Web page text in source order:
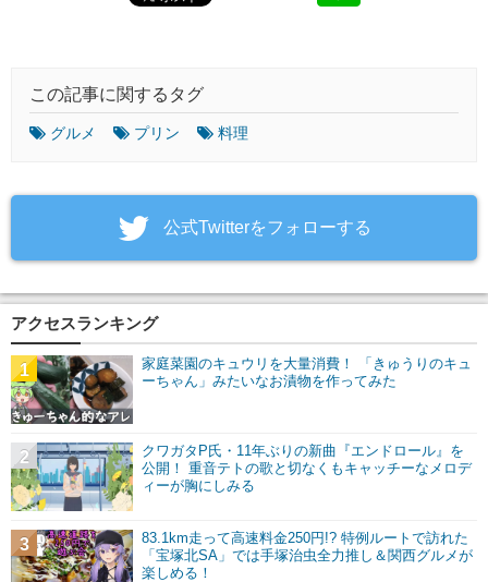
この記事に関するタグ
グルメ プリン 料理
‎公式Twitterをフォローする
アクセスランキング
家庭菜園のキュウリを大量消費！ 「きゅうりのキュ
ーちゃん」みたいなお漬物を作ってみた
1
クワガタP氏・11年ぶりの新曲『エンドロール』を
公開！ 重音テトの歌と切なくもキャッチーなメロデ
ィーが胸にしみる
2
83.1km走って高速料金250円!? 特例ルートで訪れた
「宝塚北SA」では手塚治虫全力推し＆関西グルメが
楽しめる！
3